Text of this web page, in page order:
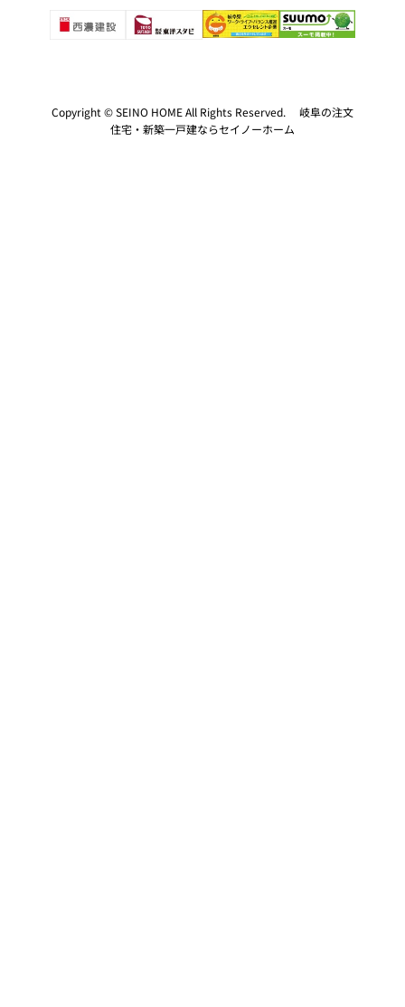
Copyright © SEINO HOME All Rights Reserved. 岐阜の注文
住宅・新築一戸建ならセイノーホーム